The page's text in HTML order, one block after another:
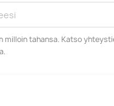
milloin tahansa. Katso